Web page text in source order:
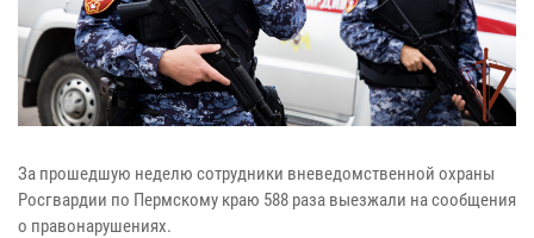
За прошедшую неделю сотрудники вневедомственной охраны
Росгвардии по Пермскому краю 588 раза выезжали на сообщения
о правонарушениях.